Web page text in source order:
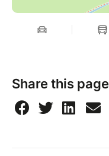
Share this page